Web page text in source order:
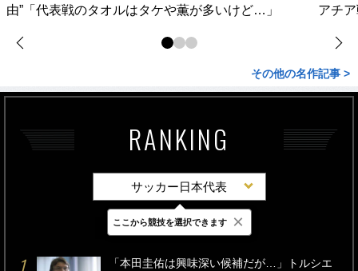
由”「代表戦のタオルはタケや薫が多いけど…」
アチ
その他の名作記事 >
RANKING
サッカー日本代表
最新 24時間 週間
「本田圭佑は興味深い候補だが…」トルシエ
ここから競技を選択できます ×